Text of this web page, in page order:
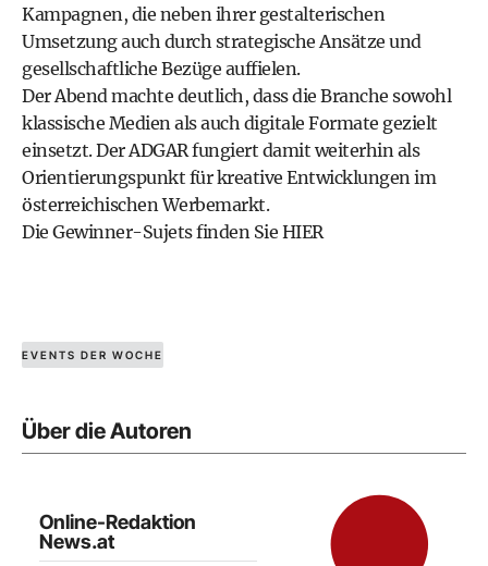
Kampagnen, die neben ihrer gestalterischen
Umsetzung auch durch strategische Ansätze und
gesellschaftliche Bezüge auffielen.
Der Abend machte deutlich, dass die Branche sowohl
klassische Medien als auch digitale Formate gezielt
einsetzt. Der ADGAR fungiert damit weiterhin als
Orientierungspunkt für kreative Entwicklungen im
österreichischen Werbemarkt.
Die Gewinner-Sujets finden Sie HIER
EVENTS DER WOCHE
Über die Autoren
Online-Redaktion
News.at